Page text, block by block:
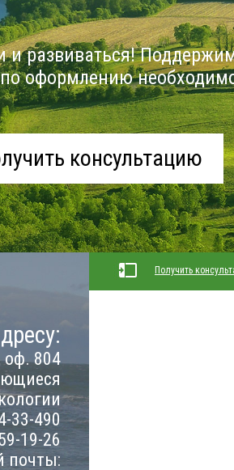
развиваться!
оформлению
консультацию
оф. 804
33-490
19-26
почты:
Получить